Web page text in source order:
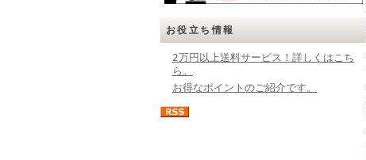
お役立ち情報
2万円以上送料サービス！詳しくはこち
ら。
お得なポイントのご紹介です。